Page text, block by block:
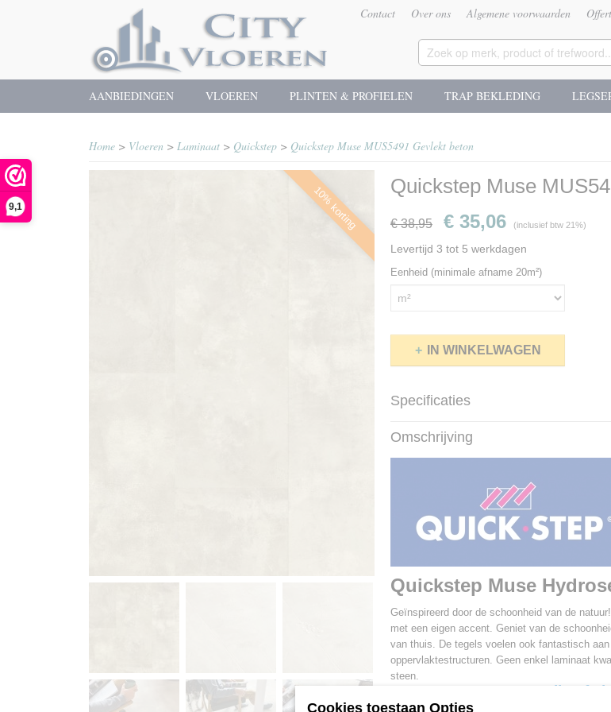
9,1
Contact Over ons Algemene voorwaarden
AANBIEDINGEN VLOEREN PLINTEN & PROFIELEN TRAP BEKLEDING
Home > Vloeren > Laminaat > Quickstep > Quickstep Muse MUS5491 Gevlekt beton
10% korting Quickstep Muse
€ 38,95 € 35,06 (inclusief btw 21%)
Levertijd 3 tot 5 werkdagen
Eenheid (minimale afname 20m²)
IN WINKELWAGEN
Specificaties
Productcode
Afmetingen (l,b,h)
Omschrijving
Quickstep Muse
Geïnspireerd door de schoonheid van de
met een eigen accent. Geniet van de
van thuis. De tegels voelen ook fantastisch
oppervlaktestructuren. Geen enkel laminaat
steen.
Betere prijs of
Cookies toestaan Opties